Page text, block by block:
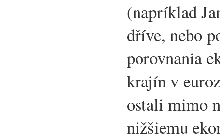
(napríklad
dříve, nebo
porovnania
krajín v
ostali mimo
nižšiemu